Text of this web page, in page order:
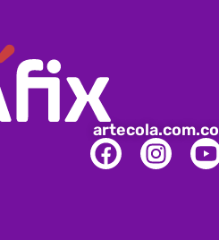
artecola.com.co